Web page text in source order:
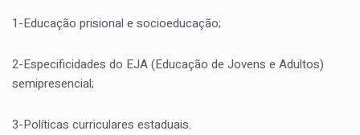
1-Educação prisional e socioeducação;
2-Especificidades do EJA (Educação de Jovens e Adultos)
semipresencial;
3-Políticas curriculares estaduais.